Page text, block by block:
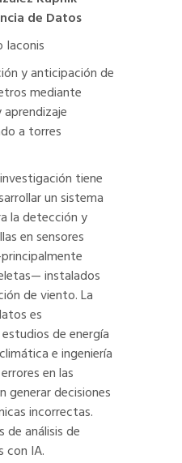
de Datos
Iaconis
y anticipación de
mediante
a torres
tiene
un sistema
la detección y
en sensores
instalados
de viento. La
es
de energía
e ingeniería
en las
generar decisiones
incorrectas.
de análisis de
con IA.